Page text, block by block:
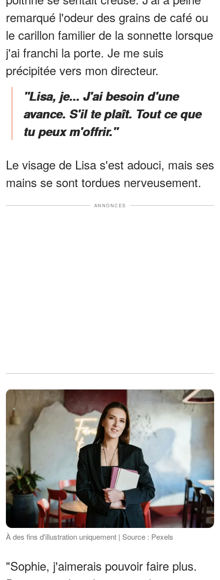
remarqué l'odeur des grains de café ou
le carillon familier de la sonnette lorsque
j'ai franchi la porte. Je me suis
précipitée vers mon directeur.
"Lisa, je... J'ai besoin d'une
avance. S'il te plaît. Tout ce que
tu peux m'offrir."
Le visage de Lisa s'est adouci, mais ses
mains se sont tordues nerveusement.
ANNONCES
À des fins d'illustration uniquement | Source : Pexels
"Sophie, j'aimerais pouvoir faire plus.